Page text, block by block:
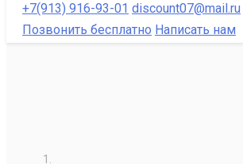
+7(913) 916-93-01 discount07@mail.ru
Позвонить бесплатно Написать нам